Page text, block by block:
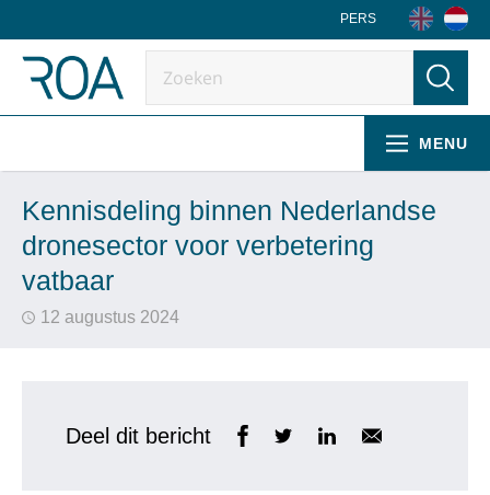
PERS
MENU
Kennisdeling binnen Nederlandse
dronesector voor verbetering
vatbaar
12 augustus 2024
Deel dit bericht